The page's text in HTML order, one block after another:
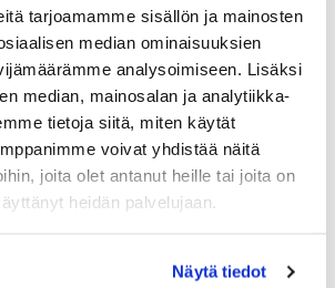
tarjoamamme sisällön ja mainosten
median ominaisuuksien
analysoimiseen. Lisäksi
median, mainosalan ja analytiikka-
tietoja siitä, miten käytät
voivat yhdistää näitä
joita olet antanut heille tai joita on
heidän palvelujaan.
Näytä tiedot
keskitytään pitkäjänteiseen
merkitys
valmistautuminen